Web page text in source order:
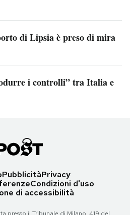
di Lipsia è preso di mira
i controlli” tra Italia e
PubblicitàPrivacy
Condizioni d'uso
di accessibilità